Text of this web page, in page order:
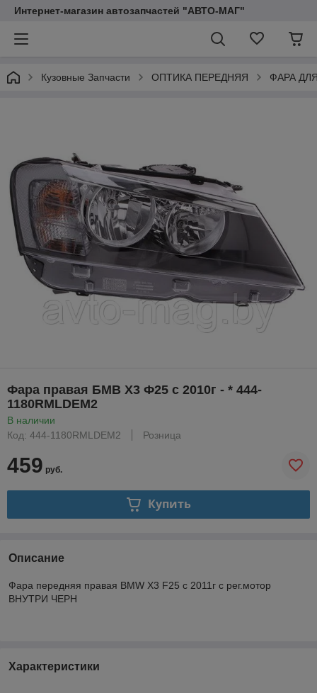
Интернет-магазин автозапчастей "АВТО-МАГ"
Кузовные Запчасти ОПТИКА ПЕРЕДНЯЯ ФАРА
Фара правая БМВ X3 Ф25 с 2010г - * 444-
1180RMLDEM2
В наличии
Код: 444-1180RMLDEM2
Розница
459 руб.
Купить
Описание
Фара передняя правая BMW X3 F25 с 2011г с рег.мотор
ВНУТРИ ЧЕРН
Характеристики